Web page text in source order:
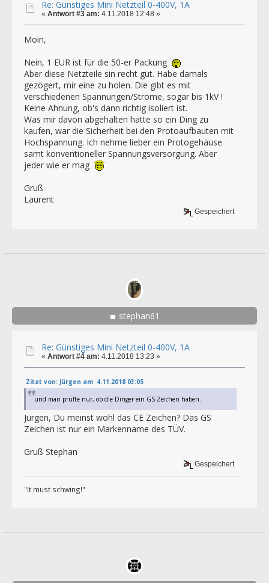
Re: Günstiges Mini Netzteil 0-400V, 1A
« Antwort #3 am: 4.11.2018 12:48 »
Moin,
Nein, 1 EUR ist für die 50-er Packung
Aber diese Netzteile sin recht gut. Habe damals
gezögert, mir eine zu holen. Die gibt es mit
verschiedenen Spannungen/Ströme, sogar bis 1kV !
Keine Ahnung, ob's dann richtig isoliert ist.
Was mir davon abgehalten hatte so ein Ding zu
kaufen, war die Sicherheit bei den Protoaufbauten mit
Hochspannung. Ich nehme lieber ein Protogehäuse
samt konventioneller Spannungsversorgung. Aber
jeder wie er mag
Gruß
Laurent
Gespeichert
stephan61
Re: Günstiges Mini Netzteil 0-400V, 1A
« Antwort #4 am: 4.11.2018 13:23 »
Zitat von: Jürgen am 4.11.2018 03:05
und man prüfte nur, ob die Dinger ein GS-Zeichen haben.
Jürgen, Du meinst wohl das CE Zeichen? Das GS
Zeichen ist nur ein Markenname des TÜV.
Gruß Stephan
Gespeichert
"It must schwing!"